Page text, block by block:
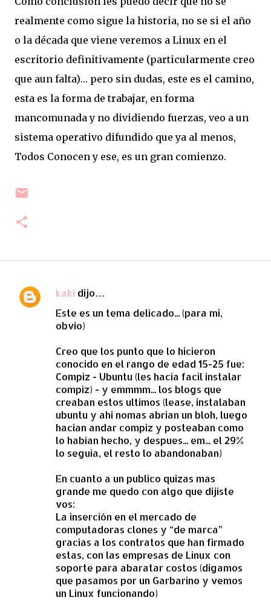
realmente como sigue la historia, no se si el año
o la década que viene veremos a Linux en el
escritorio definitivamente (particularmente creo
que aun falta)… pero sin dudas, este es el camino,
esta es la forma de trabajar, en forma
mancomunada y no dividiendo fuerzas, veo a un
sistema operativo difundido que ya al menos,
Todos Conocen y ese, es un gran comienzo.
C
kaki dijo…
Este es un tema delicado... (para mi,
obvio)
Creo que los punto que lo hicieron
conocido en el rango de edad 15-25 fue:
Compiz - Ubuntu (les hacia facil instalar
compiz) - y emmmm... los blogs que
creaban estos ultimos (lease, instalaban
ubuntu y ahi nomas abrian un bloh, luego
hacian andar compiz y posteaban como
lo habian hecho, y despues... em... el 29%
lo seguia, el resto lo abandonaban)
En cuanto a un publico quizas mas
grande me quedo con algo que dijiste
vos:
La inserción en el mercado de
computadoras clones y “de marca”
gracias a los contratos que han firmado
estas, con las empresas de Linux con
soporte para abaratar costos (digamos
que pasamos por un Garbarino y vemos
un Linux funcionando)